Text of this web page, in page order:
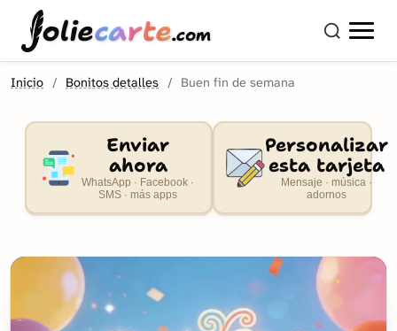
oliecarte.com
Inicio Bonitos detalles Buen fin de semana
Enviar
ahora
WhatsApp · Facebook ·
SMS · más apps
Personalizar
esta tarjeta
Mensaje · música ·
adornos